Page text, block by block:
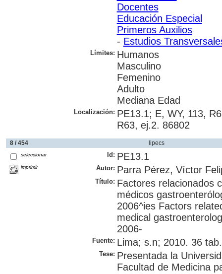
Docentes
Educación Especial
Primeros Auxilios
- Estudios
Límites: Humanos
Masculino
Femenino
Adulto
Mediana Edad
Localización: PE13.1; E, WY, 113,
R63, ej.2. 86802
8 / 454 lipecs
seleccionar
imprimir
Id: PE13.1
Autor: Parra Pérez, Víctor
Título: Factores relacionados
médicos
2006^ies Factors
medical
2006-
Fuente: Lima; s.n; 2010. 36 tab.
Tese: Presentada la
Facultad de Medicina